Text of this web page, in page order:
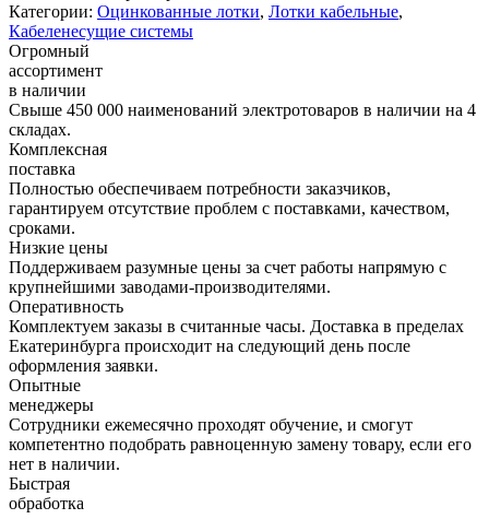
Категории: Оцинкованные лотки, Лотки кабельные,
Кабеленесущие системы
Огромный
ассортимент
в наличии
Свыше 450 000 наименований электротоваров в наличии на 4
складах.
Комплексная
поставка
Полностью обеспечиваем потребности заказчиков,
гарантируем отсутствие проблем с поставками, качеством,
сроками.
Низкие цены
Поддерживаем разумные цены за счет работы напрямую с
крупнейшими заводами-производителями.
Оперативность
Комплектуем заказы в считанные часы. Доставка в пределах
Екатеринбурга происходит на следующий день после
оформления заявки.
Опытные
менеджеры
Сотрудники ежемесячно проходят обучение, и смогут
компетентно подобрать равноценную замену товару, если его
нет в наличии.
Быстрая
обработка